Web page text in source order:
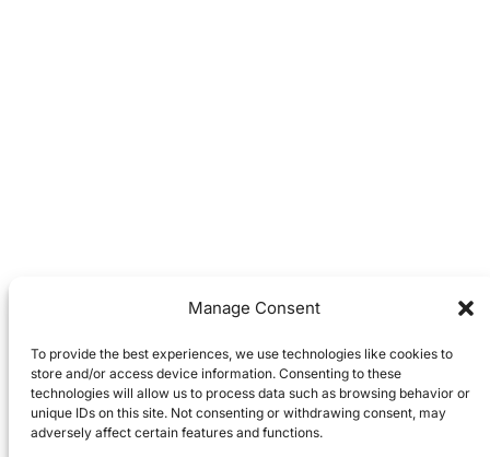
Manage Consent
To provide the best experiences, we use technologies like cookies to
store and/or access device information. Consenting to these
technologies will allow us to process data such as browsing behavior or
unique IDs on this site. Not consenting or withdrawing consent, may
adversely affect certain features and functions.